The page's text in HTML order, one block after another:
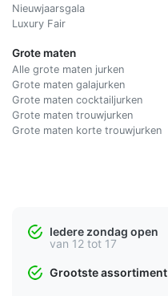
Nieuwjaarsgala
Luxury Fair
Grote maten
Alle grote maten jurken
Grote maten galajurken
Grote maten cocktailjurken
Grote maten trouwjurken
Grote maten korte trouwjurken
Iedere zondag open
van 12 tot 17
Grootste assortiment